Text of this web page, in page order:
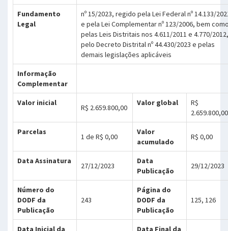
Fundamento
Legal
nº 15/2023, regido pela Lei Federal nº 14.133/
e pela Lei Complementar nº 123/2006, bem
pelas Leis Distritais nos 4.611/2011 e 4.770/2012,
pelo Decreto Distrital nº 44.430/2023 e pelas
demais legislações aplicáveis
Informação
Complementar
Valor inicial
R$ 2.659.800,00
Valor global
R$
2.659.800,00
Parcelas
1 de R$ 0,00
Valor
acumulado
R$ 0,00
Data Assinatura
27/12/2023
Data
Publicação
29/12/2023
Número do
DODF da
Publicação
243
Página do
DODF da
Publicação
125, 126
Data Inicial da
Data Final da